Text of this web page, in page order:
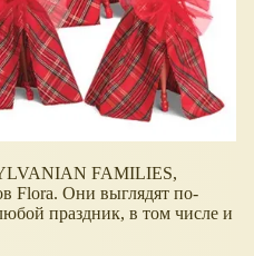
FAMILIES,
Flora. Они выглядят по-
праздник, в том числе и